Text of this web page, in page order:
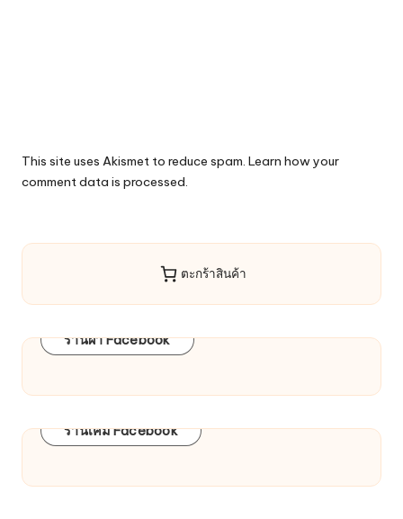
This site uses Akismet to reduce spam. Learn how your
comment data is processed.
ตะกร้าสินค้า
ร้านผ้า Facebook
ร้านเคมี Facebook